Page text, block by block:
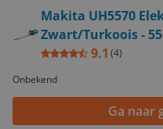
Makita UH5570
Zwart/Turkoois -
9.1 (4)
Onbekend
Ga naar
Service
Algemeen